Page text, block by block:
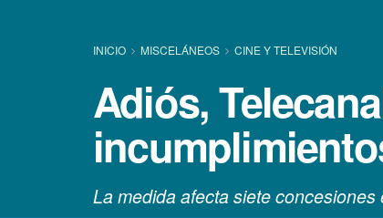
INICIO MISCELÁNEOS CINE Y TELEVISIÓN
Adiós,
La medida afecta siete